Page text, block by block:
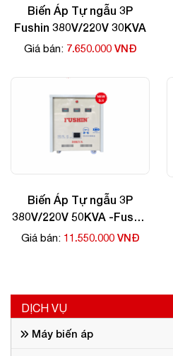
Biến Áp Tự ngẫu 3P
Fushin 380V/220V 30KVA
Giá bán: 7.650.000 VNĐ
Biến Áp Tự ngẫu 3P
380V/220V 50KVA -Fushin
giá rẻ
Giá bán: 11.550.000 VNĐ
DỊCH VỤ
Máy biến áp